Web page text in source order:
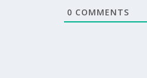
0 COMMENTS